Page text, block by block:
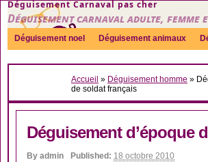
Déguisement Carnaval pas cher
Déguisement carnaval adulte, femme
Déguisement noel Déguisement animaux
Sexy Déguisement couple Déguisements
Accueil » Déguisement homme »
de soldat français
Déguisement d’époque
By admin Published: 18 octobre 2010